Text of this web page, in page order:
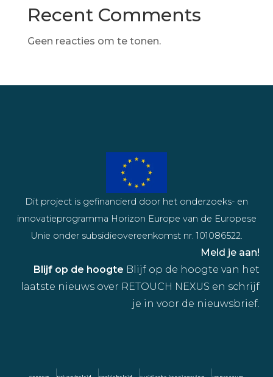
Recent Comments
Geen reacties om te tonen.
Blijf op de hoogte Blijf op de hoogte van het
laatste nieuws over RETOUCH NEXUS en schrijf
je in voor de nieuwsbrief.
Meld je aan!
Dit project is gefinancierd door het onderzoeks- en
innovatieprogramma Horizon Europe van de Europese
Unie onder subsidieovereenkomst nr. 101086522.